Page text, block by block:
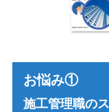
お悩み①
施工管理職の